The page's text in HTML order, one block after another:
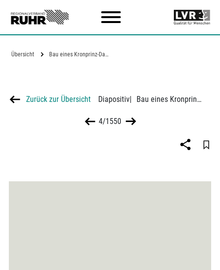
Übersicht Bau eines Kronprinz-Dachstuhls für die…
Zurück zur Übersicht Diapositiv| Bau eines Kronprinz-Dachstuhls für die Essener Ausstellung Dach und Fach
4/1550